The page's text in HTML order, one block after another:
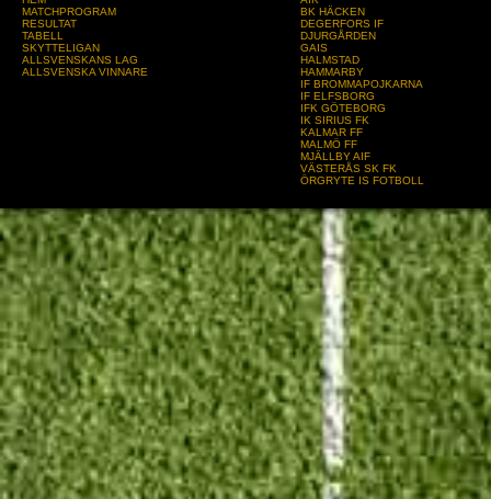
MATCHPROGRAM
RESULTAT
TABELL
SKYTTELIGAN
ALLSVENSKANS LAG
ALLSVENSKA VINNARE
BK HÄCKEN
DEGERFORS IF
DJURGÅRDEN
GAIS
HALMSTAD
HAMMARBY
IF BROMMAPOJKARNA
IF ELFSBORG
IFK GÖTEBORG
IK SIRIUS FK
KALMAR FF
MALMÖ FF
MJÄLLBY AIF
VÄSTERÅS SK FK
ÖRGRYTE IS FOTBOLL